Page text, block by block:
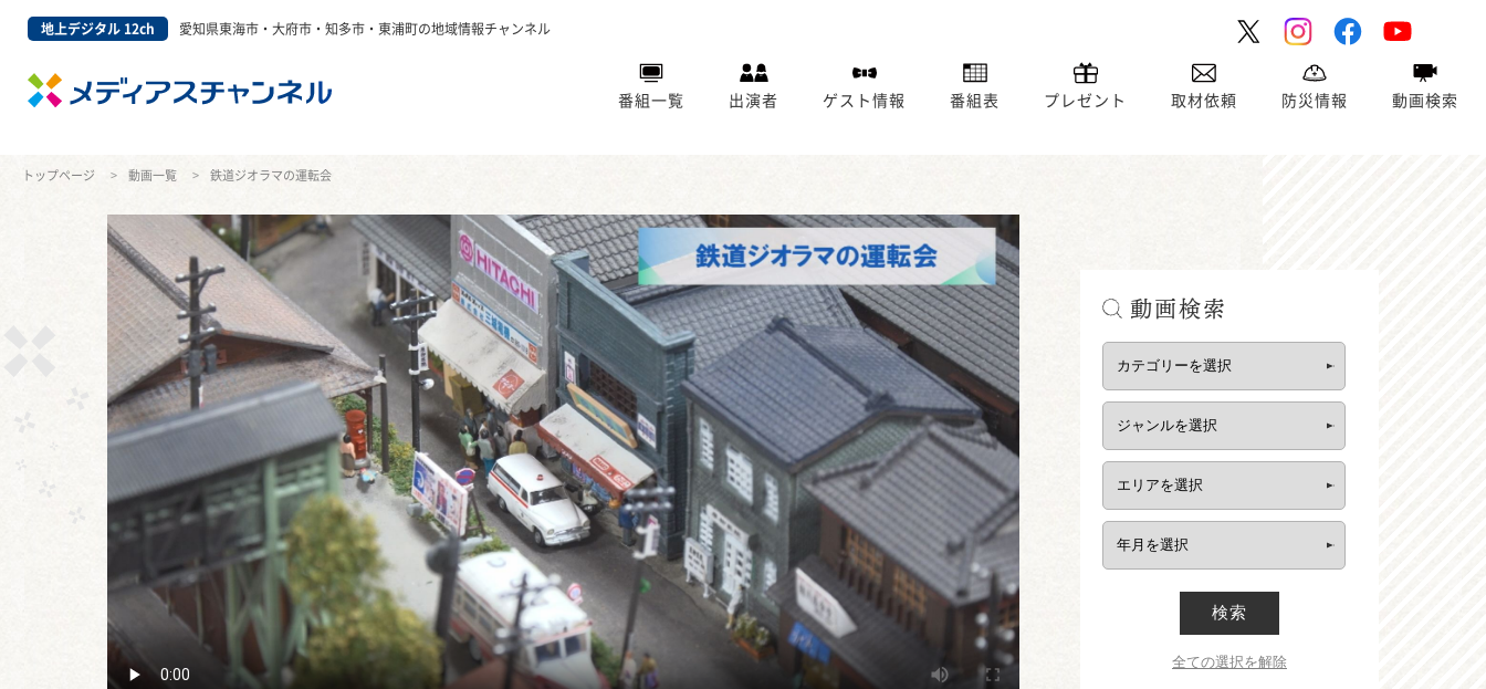
地上デジタル 12ch 愛知県東海市・大府市・知多市・東浦町の地域情報チャンネル
番組一覧 出演者 ゲスト情報 番組表 プレゼント 取材依頼 防災情報 動画検索
トップページ 動画一覧 鉄道ジオラマの運転会
動画検索
検索
全ての選択を解除